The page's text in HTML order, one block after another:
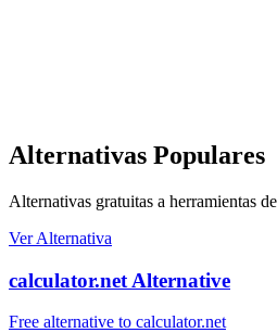
Alternativas Populares
Alternativas gratuitas a herramientas
Ver Alternativa
calculator.net Alternative
Free alternative to calculator.net